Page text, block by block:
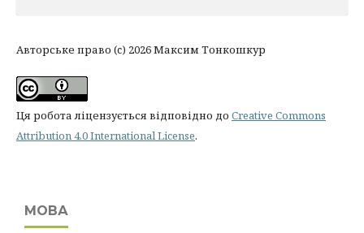
Авторське право (c) 2026 Максим Тонкошкур
Ця робота ліцензується відповідно до Creative Commons
Attribution 4.0 International License.
МОВА